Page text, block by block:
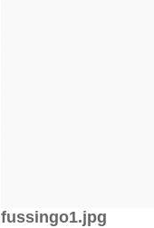
fussingo1.jpg